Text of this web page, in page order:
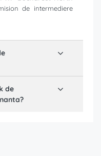
de intermediere
de